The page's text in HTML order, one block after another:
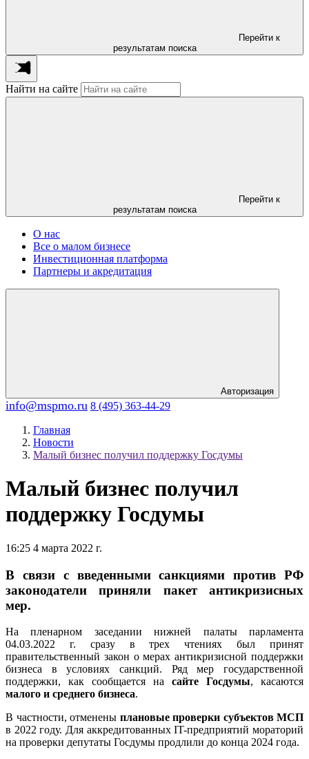
Перейти к
результатам поиска
Найти на сайте
Перейти к
результатам поиска
О нас
Все о малом бизнесе
Инвестиционная платформа
Партнеры и акредитация
Авторизация
info@mspmo.ru 8 (495) 363-44-29
Главная
Новости
Малый бизнес получил поддержку Госдумы
Малый бизнес получил
поддержку Госдумы
16:25 4 марта 2022 г.
В связи с введенными санкциями против РФ
законодатели приняли пакет антикризисных
мер.
На пленарном заседании нижней палаты парламента
04.03.2022 г. сразу в трех чтениях был принят
правительственный закон о мерах антикризисной поддержки
бизнеса в условиях санкций. Ряд мер государственной
поддержки, как сообщается на сайте Госдумы, касаются
малого и среднего бизнеса.
В частности, отменены плановые проверки субъектов МСП
в 2022 году. Для аккредитованных IT-предприятий мораторий
на проверки депутаты Госдумы продлили до конца 2024 года.